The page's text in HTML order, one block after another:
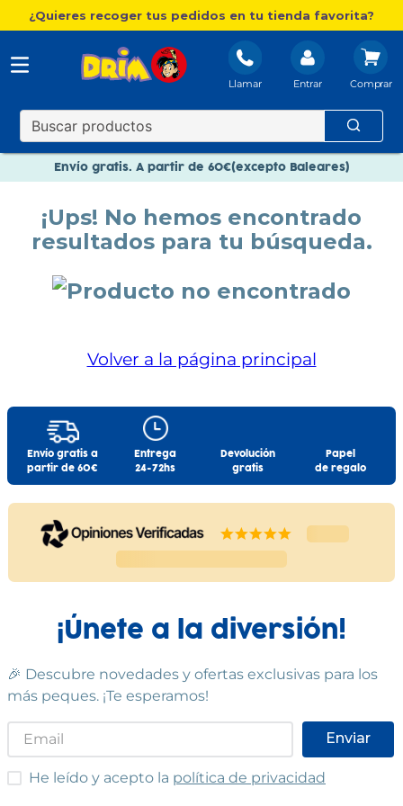
¿Quieres recoger tus pedidos en tu tienda favorita?
Llamar Entrar
Envío gratis. A partir de 60€(excepto Baleares)
Nuevo catálogo Aire Libre
Paga en 3 plazos sin intereses
¡Ups! No hemos encontrado
resultados para tu búsqueda.
Volver a la página principal
Envío gratis a
partir de 60€
Entrega
24-72hs
Devolución
gratis
Papel
de regalo
¡Únete a la diversión!
🎉 Descubre novedades y ofertas exclusivas para los
más peques. ¡Te esperamos!
Enviar
He leído y acepto las condiciones
He leído y acepto la política de privacidad